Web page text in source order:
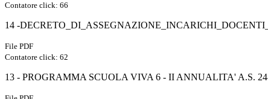
Contatore click: 66
14 -
File PDF
Contatore click: 62
13 - PROGRAMMA SCUOLA VIVA 6 - II ANNUALITA' A.S.